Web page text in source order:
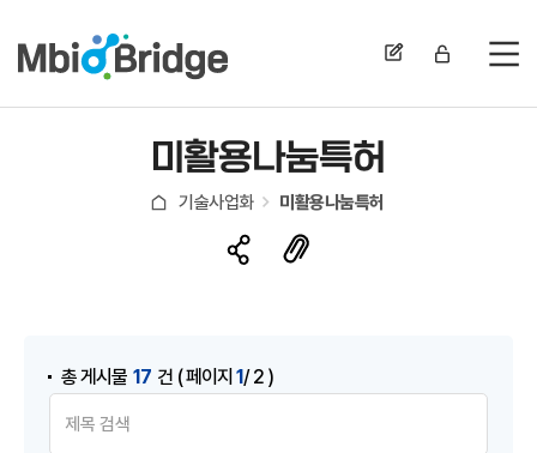
전
미활용나눔특허
기술사업화 미활용나눔특허
총 게시물 17 건 ( 페이지 1/ 2 )